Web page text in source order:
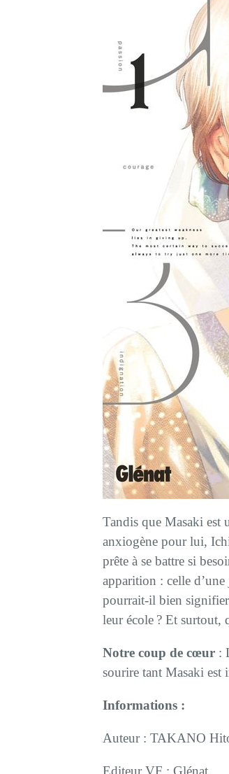
Tandis que Masaki est
anxiogène pour lui,
prête à se battre si
apparition : celle
pourrait-il bien signifier
leur école ? Et surtout,
Notre coup de cœur :
sourire tant Masaki est
Informations :
Auteur : TAKANO
Editeur VF : Glénat